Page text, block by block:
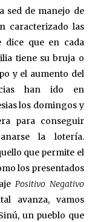
sed de manejo de
caracterizado las
dice que en cada
tiene su bruja o
y el aumento del
han ido en
los domingos y
para conseguir
la lotería.
que permite el
los presentados
Positivo Negativo
avanza, vamos
un pueblo que